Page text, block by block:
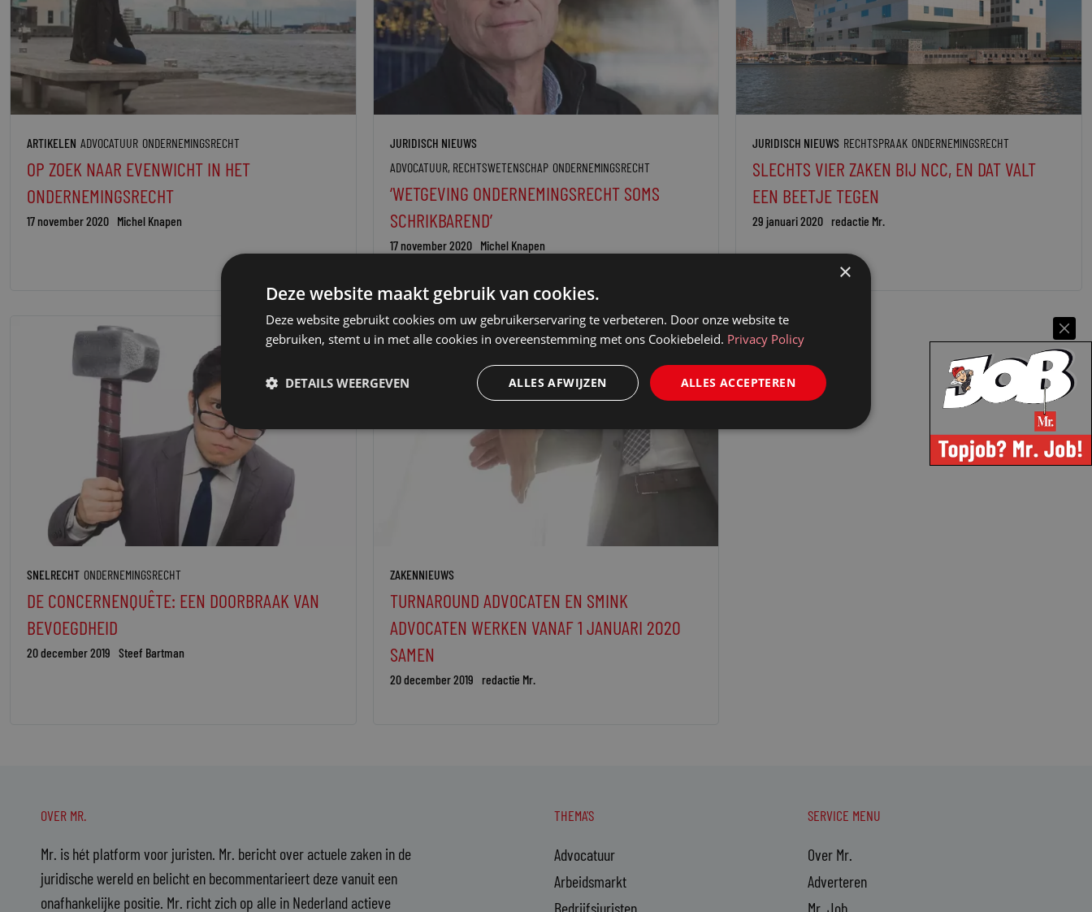
ARTIKELEN ADVOCATUUR ONDERNEMINGSRECHT
OP ZOEK NAAR EVENWICHT IN HET
ONDERNEMINGSRECHT
17 november 2020 Michel Knapen
JURIDISCH NIEUWS
ADVOCATUUR, RECHTSWETENSCHAP ONDERNEMINGSRECHT
‘WETGEVING ONDERNEMINGSRECHT SOMS
SCHRIKBAREND’
17 november 2020 Michel Knapen
JURIDISCH NIEUWS RECHTSPRAAK ONDERNEMINGSRECHT
SLECHTS VIER ZAKEN BIJ NCC, EN DAT VALT
EEN BEETJE TEGEN
29 januari 2020 redactie Mr.
SNELRECHT ONDERNEMINGSRECHT
DE CONCERNENQUÊTE: EEN DOORBRAAK VAN
BEVOEGDHEID
20 december 2019 Steef Bartman
ZAKENNIEUWS
TURNAROUND ADVOCATEN EN SMINK
ADVOCATEN WERKEN VANAF 1 JANUARI 2020
SAMEN
20 december 2019 redactie Mr.
OVER MR.
Mr. is hét platform voor juristen. Mr. bericht over actuele zaken in de
juridische wereld en belicht en becommentarieert deze vanuit een
onafhankelijke positie. Mr. richt zich op alle in Nederland actieve
THEMA'S
Advocatuur
Arbeidsmarkt
Bedrijfsjuristen
SERVICE MENU
Over Mr.
Adverteren
Mr. Job
×
Deze website maakt gebruik van cookies.
Deze website gebruikt cookies om uw gebruikerservaring te verbeteren. Door onze website te
gebruiken, stemt u in met alle cookies in overeenstemming met ons Cookiebeleid. Privacy Policy
ALLES ACCEPTEREN
ALLES AFWIJZEN
DETAILS WEERGEVEN